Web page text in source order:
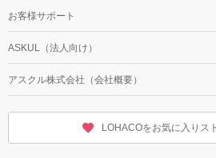
お客様サポート
ASKUL（法人向け）
アスクル株式会社（会社概要）
LOHACOをお気に入りス